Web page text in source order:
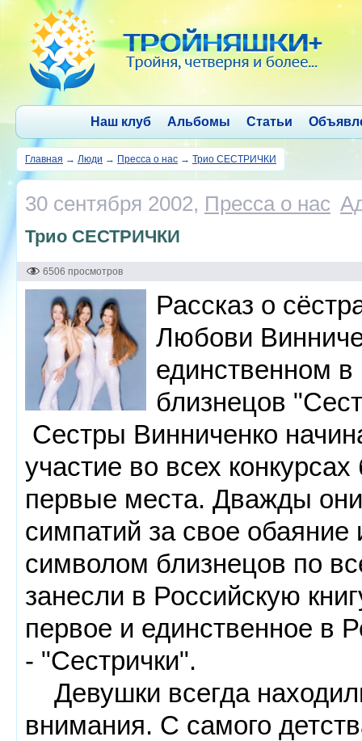
Наш клуб Альбомы Статьи
Главная → Люди → Пресса о нас → Трио СЕСТРИЧКИ
30 сентября 2002, Пресса о нас
Трио СЕСТРИЧКИ
6506 просмотров
Рассказ о
Любови
единственном
близнецов
Сестры Винниченко
участие во всех
первые места. Дважды
симпатий за свое обаяние
символом близнецов по
занесли в Российскую
первое и единственное в
- "Сестрички".
Девушки всегда
внимания. С самого